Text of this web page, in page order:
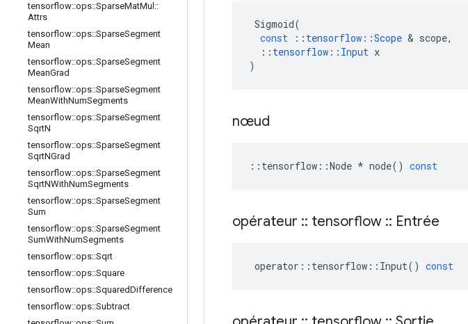
tensorflow::ops::SparseMatMul ::
Attrs
tensorflow::ops::SparseSegment
Mean
tensorflow::ops::SparseSegment
MeanGrad
tensorflow::ops::SparseSegment
MeanWithNumSegments
tensorflow::ops::SparseSegment
SqrtN
tensorflow::ops::SparseSegment
SqrtNGrad
tensorflow::ops::SparseSegment
SqrtNWithNumSegments
tensorflow::ops::SparseSegment
Sum
tensorflow::ops::SparseSegment
SumWithNumSegments
tensorflow::ops::Sqrt
tensorflow::ops::Square
tensorflow::ops::SquaredDifference
tensorflow::ops::Subtract
Sigmoid(
const
:: tensorflow ::Scope & scope,
:: tensorflow :: Input x
)
nœud
:: tensorflow ::Node * node() const
opérateur :: tensorflow :: Entrée
operator :: tensorflow :: Input() const